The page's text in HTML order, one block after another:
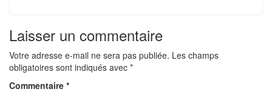
Laisser un commentaire
Votre adresse e-mail ne sera pas publiée. Les champs
obligatoires sont indiqués avec *
Commentaire *